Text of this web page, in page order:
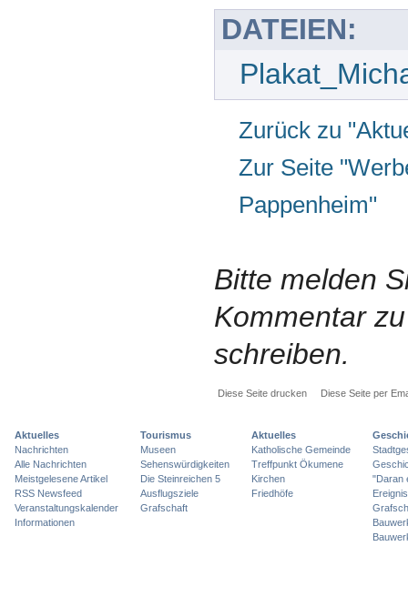
DATEIEN:
Zurück zu
Zur Seite
Pappenheim"
Bitte melden
Kommentar
schreiben.
Diese Seite drucken Diese Seite per
Aktuelles
Nachrichten
Alle Nachrichten
Meistgelesene Artikel
RSS Newsfeed
Veranstaltungskalender
Informationen
Tourismus
Museen
Sehenswürdigkeiten
Die Steinreichen 5
Ausflugsziele
Grafschaft
Aktuelles
Katholische Gemeinde
Treffpunkt Ökumene
Kirchen
Friedhöfe
"Daran